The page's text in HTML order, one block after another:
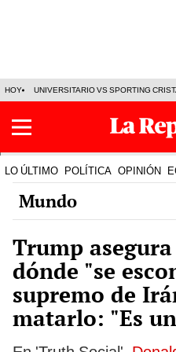
HOY UNIVERSITARIO VS SPORTING
LO ÚLTIMO POLÍTICA OPINIÓN
Mundo
Trump asegura
dónde "se
supremo de
matarlo: "Es